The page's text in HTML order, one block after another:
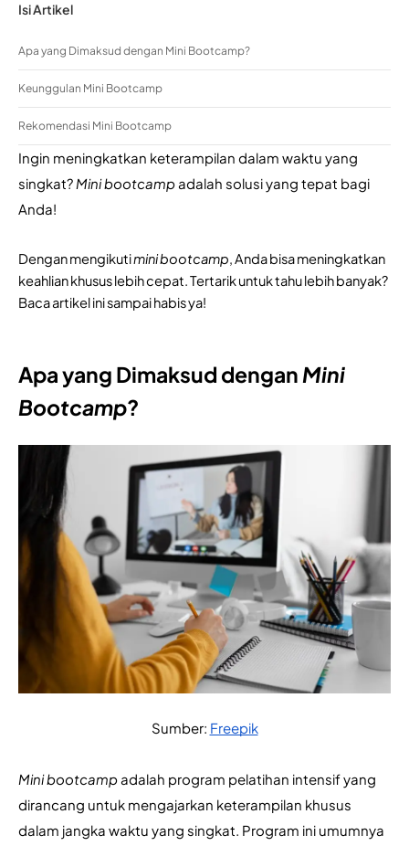
Isi Artikel
Apa yang Dimaksud dengan Mini Bootcamp?
Keunggulan Mini Bootcamp
Rekomendasi Mini Bootcamp
Ingin meningkatkan keterampilan dalam waktu yang
singkat? Mini bootcamp adalah solusi yang tepat bagi
Anda!
Dengan mengikuti mini bootcamp, Anda bisa meningkatkan
keahlian khusus lebih cepat. Tertarik untuk tahu lebih banyak?
Baca artikel ini sampai habis ya!
Apa yang Dimaksud dengan Mini
Bootcamp?
Sumber: Freepik
Mini bootcamp adalah program pelatihan intensif yang
dirancang untuk mengajarkan keterampilan khusus
dalam jangka waktu yang singkat. Program ini umumnya